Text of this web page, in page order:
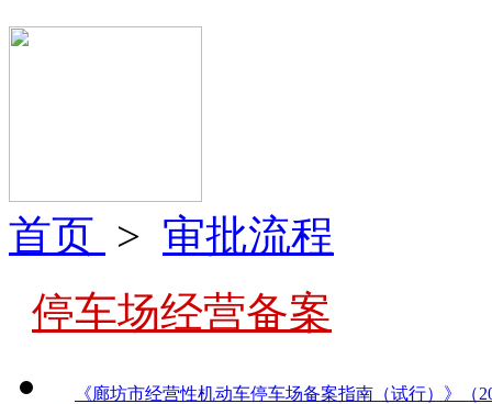
首页 > 审批流程
停车场经营备案
《廊坊市经营性机动车停车场备案指南（试行）》（